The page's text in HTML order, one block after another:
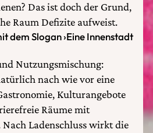
Das ist doch der Grund,
Raum Defizite aufweist.
dem Slogan ›Eine Innenstadt
Nutzungsmischung:
nach wie vor eine
Kulturangebote
Räume mit
Ladenschluss wirkt die